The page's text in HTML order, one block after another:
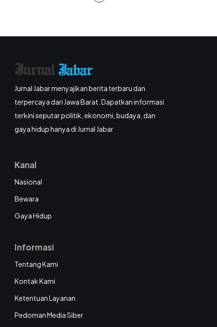
Jurnal Jabar menyajikan berita terbaru dan
terpercaya dari Jawa Barat. Dapatkan informasi
terkini seputar politik, ekonomi, budaya, dan
gaya hidup hanya di Jurnal Jabar
Kanal
Nasional
Bewara
Gaya Hidup
Informasi
Tentang Kami
Kontak Kami
Ketentuan Layanan
Pedoman Media Siber